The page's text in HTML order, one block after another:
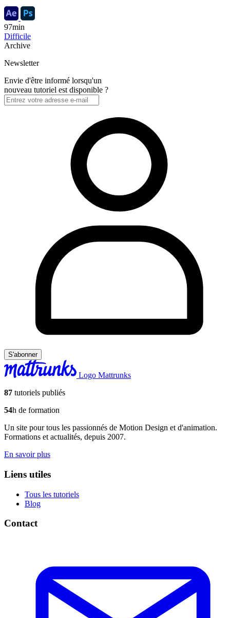
97min
Difficile
Archive
Newsletter
Envie d'être informé lorsqu'un
nouveau tutoriel est disponible ?
S'abonner
Logo Mattrunks
87 tutoriels publiés
54h de formation
Un site pour tous les passionnés de Motion Design et d'animation.
Formations et actualités, depuis 2007.
En savoir plus
Liens utiles
Tous les tutoriels
Blog
Contact